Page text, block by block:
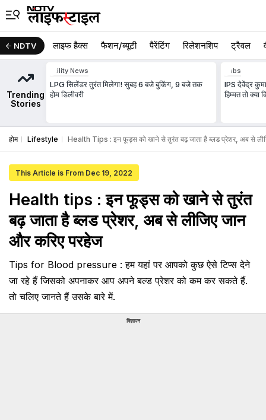
NDTV लाइफ हैक्स फैशन/ब्‍यूटी पैरेंटिंग रिलेशनशिप ट्रैवल
Trending
Stories
Utility News
LPG सिलेंडर तुरंत मिलेगा! सुबह 6 बजे बुकिंग, 9 बजे तक
होम डिलीवरी
Jobs
IPS देवेंद्र
हिम्मत तो
होम Lifestyle Health Tips : इन फूड्स को खाने से तुरंत बढ़ जाता है ब्लड प्रेशर, अब से
This Article is From Dec 19, 2022
Health tips : इन फूड्स को खाने से तुरंत
बढ़ जाता है ब्लड प्रेशर, अब से लीजिए जान
और करिए परहेज
Tips for Blood pressure : हम यहां पर आपको कुछ ऐसे टिप्स देने
जा रहे हैं जिसको अपनाकर आप अपने बल्ड प्रेशर को कम कर सकते हैं.
तो चलिए जानते हैं उसके बारे में.
विज्ञापन